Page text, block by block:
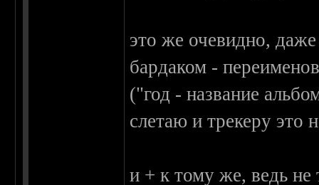
это же очевидно,
бардаком -
("год - название
слетаю и трекеру это
и + к тому же, ведь не